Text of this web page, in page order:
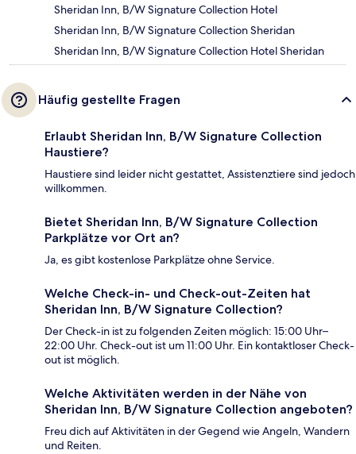
Sheridan Inn, B/W Signature Collection Hotel
Sheridan Inn, B/W Signature Collection Sheridan
Sheridan Inn, B/W Signature Collection Hotel Sheridan
Häufig gestellte Fragen
Erlaubt Sheridan Inn, B/W Signature Collection
Haustiere?
Haustiere sind leider nicht gestattet, Assistenztiere sind jedoch
willkommen.
Bietet Sheridan Inn, B/W Signature Collection
Parkplätze vor Ort an?
Ja, es gibt kostenlose Parkplätze ohne Service.
Welche Check-in- und Check-out-Zeiten hat
Sheridan Inn, B/W Signature Collection?
Der Check-in ist zu folgenden Zeiten möglich: 15:00 Uhr–
22:00 Uhr. Check-out ist um 11:00 Uhr. Ein kontaktloser Check-
out ist möglich.
Welche Aktivitäten werden in der Nähe von
Sheridan Inn, B/W Signature Collection angeboten?
Freu dich auf Aktivitäten in der Gegend wie Angeln, Wandern
und Reiten.